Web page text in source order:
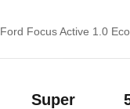
Ford Focus Active 1.0
Super